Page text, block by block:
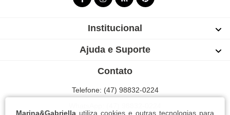
Marina&Gabriella utiliza cookies e outras tecnologias para
Institucional
Ajuda e Suporte
Contato
Telefone: (47) 98832-0224